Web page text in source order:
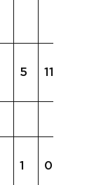
5 119.4μg
1 0.07mg